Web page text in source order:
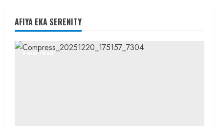
AFIYA EKA SERENITY
2 min read